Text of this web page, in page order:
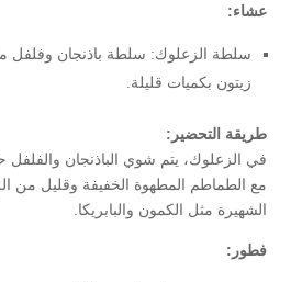
عشاء:
سلطة الزعلوك: سلطة باذنجان
زيتون بكميات قليلة.
طريقة التحضير:
في الزعلوك، يتم شوي الباذنجان
مع الطماطم المطهوة الخفيفة وقليل من
الشهيرة مثل الكمون والبابريكا.
فطور: